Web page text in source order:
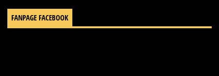
FANPAGE FACEBOOK